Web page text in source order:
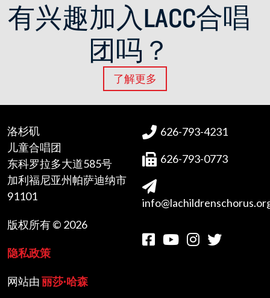
有兴趣加入LACC合唱
团吗？
了解更多
洛杉矶
儿童合唱团
东科罗拉多大道585号
加利福尼亚州帕萨迪纳市
91101
版权所有 © 2026
隐私政策
网站由丽莎·哈森
626-793-4231
626-793-0773